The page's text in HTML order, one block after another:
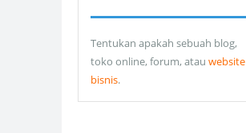
Tentukan apakah sebuah blog,
toko online, forum, atau website
bisnis.